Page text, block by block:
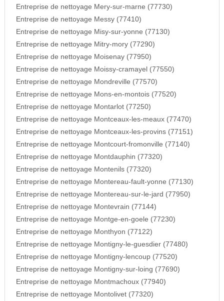
Entreprise de nettoyage Mery-sur-marne (77730)
Entreprise de nettoyage Messy (77410)
Entreprise de nettoyage Misy-sur-yonne (77130)
Entreprise de nettoyage Mitry-mory (77290)
Entreprise de nettoyage Moisenay (77950)
Entreprise de nettoyage Moissy-cramayel (77550)
Entreprise de nettoyage Mondreville (77570)
Entreprise de nettoyage Mons-en-montois (77520)
Entreprise de nettoyage Montarlot (77250)
Entreprise de nettoyage Montceaux-les-meaux (77470)
Entreprise de nettoyage Montceaux-les-provins (77151)
Entreprise de nettoyage Montcourt-fromonville (77140)
Entreprise de nettoyage Montdauphin (77320)
Entreprise de nettoyage Montenils (77320)
Entreprise de nettoyage Montereau-fault-yonne (77130)
Entreprise de nettoyage Montereau-sur-le-jard (77950)
Entreprise de nettoyage Montevrain (77144)
Entreprise de nettoyage Montge-en-goele (77230)
Entreprise de nettoyage Monthyon (77122)
Entreprise de nettoyage Montigny-le-guesdier (77480)
Entreprise de nettoyage Montigny-lencoup (77520)
Entreprise de nettoyage Montigny-sur-loing (77690)
Entreprise de nettoyage Montmachoux (77940)
Entreprise de nettoyage Montolivet (77320)